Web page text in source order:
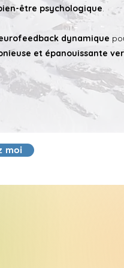
être psychologique.
dynamique
et épanouissante
moi